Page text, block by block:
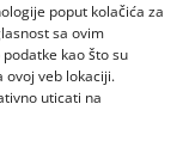
poput kolačića za
sa ovim
kao što su
ovoj veb lokaciji.
uticati na